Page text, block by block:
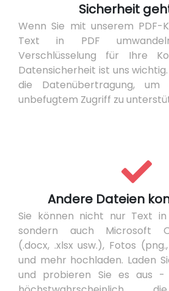
Sicherheit
Wenn Sie mit unserem PDF-
Text in PDF
Verschlüsselung für Ihre
Datensicherheit ist uns
die Datenübertragung,
unbefugtem Zugriff zu
Andere Dateien
Sie können nicht nur Text in
sondern auch Microsoft
(.docx, .xlsx usw.), Fotos
und mehr hochladen. Laden
und probieren Sie es aus -